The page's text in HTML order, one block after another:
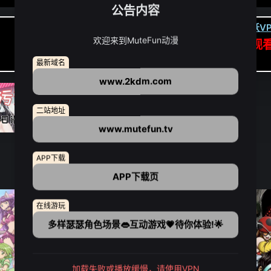
下载虎跃
APP高速专线可前往APP观
公告内容
欢迎来到MuteFun动漫
最新域名
www.2kdm.com
二站地址
www.mutefun.tv
APP下载
APP下载页
在线游玩
多样瑟瑟角色场景👄互动游戏💗待你体验!🌟
加载失败或播放缓慢，请使用VPN